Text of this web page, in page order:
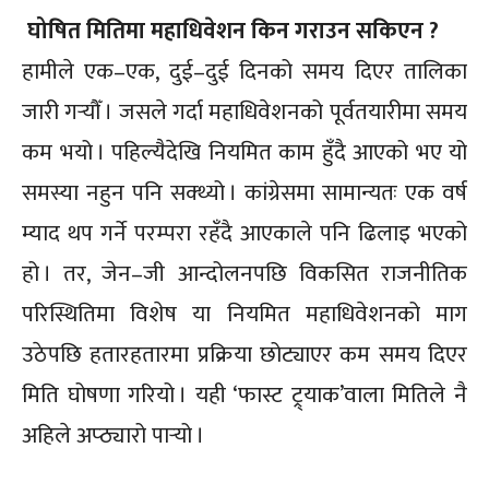
घोषित मितिमा महाधिवेशन किन गराउन सकिएन ?
हामीले एक–एक, दुई–दुई दिनको समय दिएर तालिका
जारी गर्‍यौँ । जसले गर्दा महाधिवेशनको पूर्वतयारीमा समय
कम भयो । पहिल्यैदेखि नियमित काम हुँदै आएको भए यो
समस्या नहुन पनि सक्थ्यो । कांग्रेसमा सामान्यतः एक वर्ष
म्याद थप गर्ने परम्परा रहँदै आएकाले पनि ढिलाइ भएको
हो । तर, जेन–जी आन्दोलनपछि विकसित राजनीतिक
परिस्थितिमा विशेष या नियमित महाधिवेशनको माग
उठेपछि हतारहतारमा प्रक्रिया छोट्याएर कम समय दिएर
मिति घोषणा गरियो । यही ‘फास्ट ट्र्याक’वाला मितिले नै
अहिले अप्ठ्यारो पार्‍यो ।